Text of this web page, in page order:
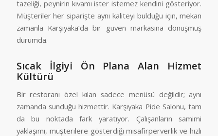
tazeliği, peynirin kıvamı ister istemez kendini gösteriyor.
Müşteriler her siparişte aynı kaliteyi bulduğu için, mekan
zamanla Karşıyaka’da bir güven markasına dönüşmüş
durumda.
Sıcak İlgiyi Ön Plana Alan Hizmet
Kültürü
Bir restoranı özel kılan sadece menüsü değildir; aynı
zamanda sunduğu hizmettir. Karşıyaka Pide Salonu, tam
da bu noktada fark yaratıyor. Çalışanların samimi
yaklaşımı, müşterilere gösterdiği misafirperverlik ve hızlı